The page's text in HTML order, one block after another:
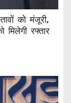
को मंजूरी,
रफ्तार